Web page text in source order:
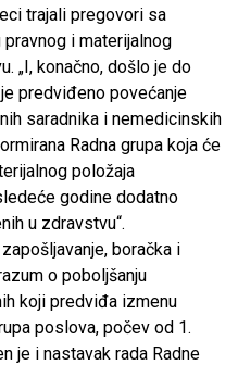
trajali pregovori sa
i materijalnog
„I, konačno, došlo je do
predviđeno povećanje
saradnika i nemedicinskih
Radna grupa koja će
položaja
godine dodatno
u zdravstvu“.
boračka i
o poboljšanju
koji predviđa izmenu
poslova, počev od 1.
je i nastavak rada Radne